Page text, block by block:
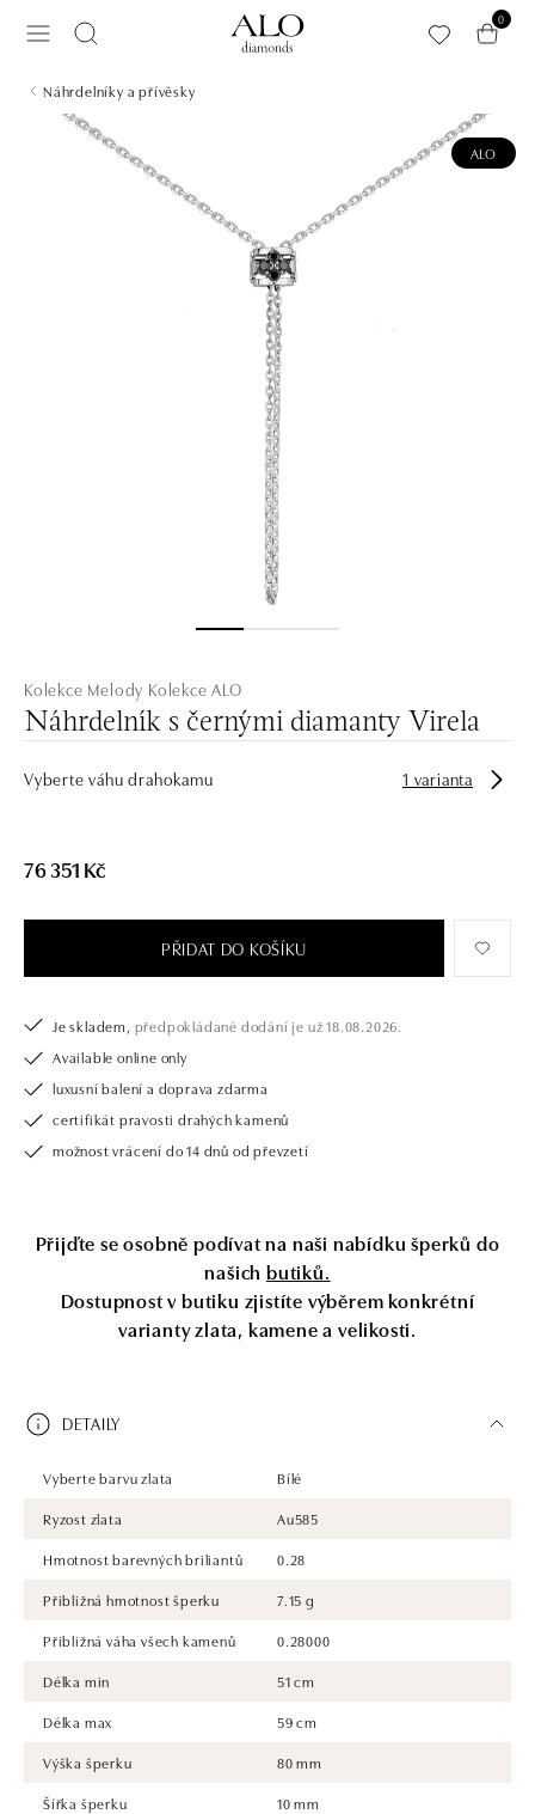
0
Náhrdelníky a přívěsky
ALO
Kolekce Melody Kolekce ALO
Náhrdelník s černými diamanty Virela
Vyberte váhu drahokamu 1 varianta
76 351 Kč
PŘIDAT DO KOŠÍKU
Je skladem, předpokládané dodání je už 18.08.2026.
Available online only
luxusní balení a doprava zdarma
certifikát pravosti drahých kamenů
možnost vrácení do 14 dnů od převzetí
Přijďte se osobně podívat na naši nabídku šperků do
našich butiků.
Dostupnost v butiku zjistíte výběrem konkrétní
varianty zlata, kamene a velikosti.
DETAILY
Vyberte barvu zlata
Bílé
Ryzost zlata
Au585
Hmotnost barevných briliantů
0.28
Přibližná hmotnost šperku
7.15 g
Přibližná váha všech kamenů
0.28000
Délka min
51 cm
Délka max
59 cm
Výška šperku
80 mm
Šířka šperku
10 mm